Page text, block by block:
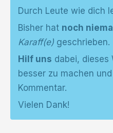
Durch Leute wie dich
Bisher hat noch
Karaff(e) geschrieben.
Hilf uns dabei, dieses
besser zu machen
Kommentar.
Vielen Dank!